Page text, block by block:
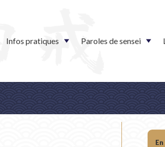
Infos pratiques Paroles de sensei